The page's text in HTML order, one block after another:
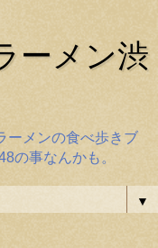
ーメン渋
ーメンの食べ歩きブ
の事なんかも。
▼